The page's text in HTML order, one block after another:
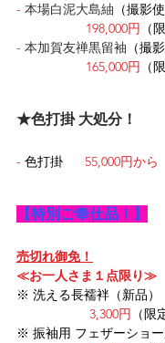
- 本場白泥大島紬 （撮影
198,000円 （
- 本加賀友禅黒留袖 （撮
165,000円 （
★色打掛 大処分！
- 色打掛 55,000円から
【特別ご奉仕品！】
売切れ御免！
≪お一人さま１点限り≫
※ 洗える長襦袢（新品）
3,300円 （限
※ 振袖用 フェザーショー